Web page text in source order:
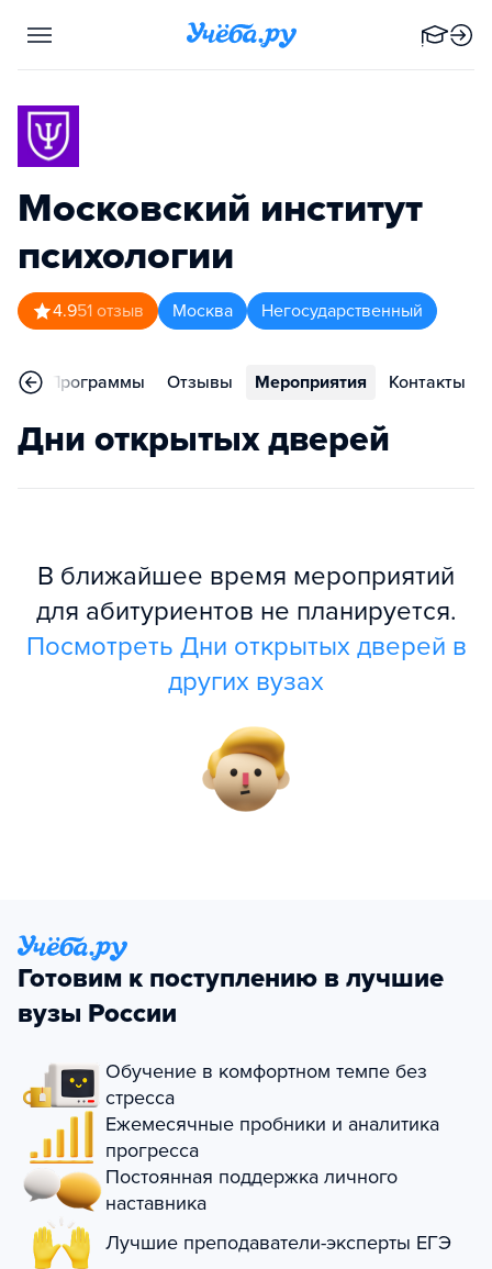
Московский институт
психологии
4.951 отзыв Москва Негосударственный
Программы Отзывы Мероприятия Контакты
Дни открытых дверей
В ближайшее время мероприятий
для абитуриентов не планируется.
Посмотреть Дни открытых дверей в
других вузах
Готовим к поступлению в лучшие
вузы России
Обучение в комфортном темпе без
стресса
Ежемесячные пробники и аналитика
прогресса
Постоянная поддержка личного
наставника
Лучшие преподаватели-эксперты ЕГЭ